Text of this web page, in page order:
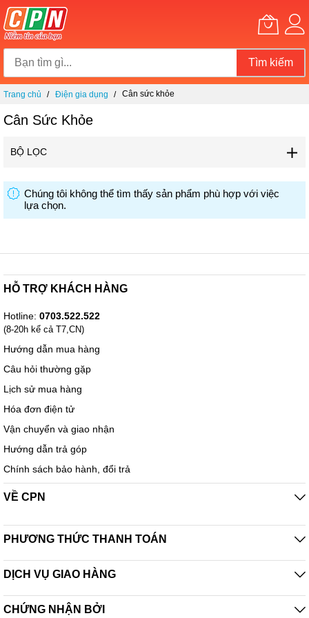
Tìm kiếm
Chuyển
nội
Trang chủ Điện gia dụng Cân sức khỏe
Cân Sức Khỏe
BỘ LỌC
Chúng tôi không thể tìm thấy sản phẩm phù hợp với việc
lựa chọn.
HỖ TRỢ KHÁCH HÀNG
Hotline: 0703.522.522
(8-20h kể cả T7,CN)
Hướng dẫn mua hàng
Câu hỏi thường gặp
Lịch sử mua hàng
Hóa đơn điện tử
Vận chuyển và giao nhận
Hướng dẫn trả góp
Chính sách bảo hành, đổi trả
VỀ CPN
PHƯƠNG THỨC THANH TOÁN
DỊCH VỤ GIAO HÀNG
CHỨNG NHẬN BỞI